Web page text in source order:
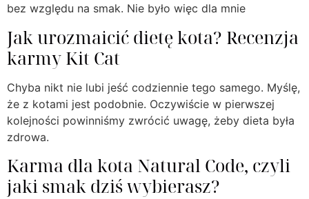
bez względu na smak. Nie było więc dla mnie
Jak urozmaicić dietę kota? Recenzja
karmy Kit Cat
Chyba nikt nie lubi jeść codziennie tego samego. Myślę,
że z kotami jest podobnie. Oczywiście w pierwszej
kolejności powinniśmy zwrócić uwagę, żeby dieta była
zdrowa.
Karma dla kota Natural Code, czyli
jaki smak dziś wybierasz?